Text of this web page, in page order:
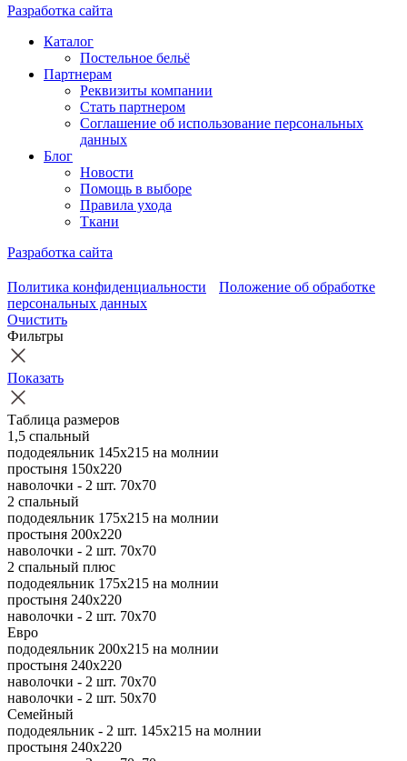
Разработка сайта
Каталог
Постельное бельё
Партнерам
Реквизиты компании
Стать партнером
Соглашение об использование персональных
данных
Блог
Новости
Помощь в выборе
Правила ухода
Ткани
Разработка сайта
Политика конфиденциальности
Положение об обработке
персональных данных
Очистить
Фильтры
Показать
Таблица размеров
1,5 спальный
пододеяльник 145х215 на молнии
простыня 150х220
наволочки - 2 шт. 70х70
2 спальный
пододеяльник 175х215 на молнии
простыня 200х220
наволочки - 2 шт. 70х70
2 спальный плюс
пододеяльник 175х215 на молнии
простыня 240х220
наволочки - 2 шт. 70х70
Евро
пододеяльник 200х215 на молнии
простыня 240х220
наволочки - 2 шт. 70х70
наволочки - 2 шт. 50х70
Семейный
пододеяльник - 2 шт. 145х215 на молнии
простыня 240х220